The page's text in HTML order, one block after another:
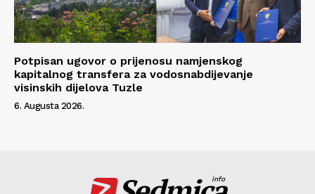
Potpisan ugovor o prijenosu namjenskog
kapitalnog transfera za vodosnabdijevanje
visinskih dijelova Tuzle
6. Augusta 2026.
info